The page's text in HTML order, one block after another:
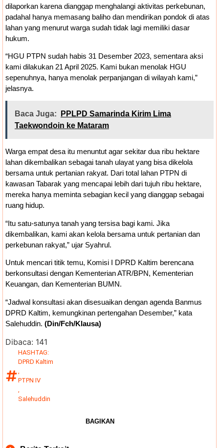
dilaporkan karena dianggap menghalangi aktivitas perkebunan,
padahal hanya memasang baliho dan mendirikan pondok di atas
lahan yang menurut warga sudah tidak lagi memiliki dasar
hukum.
“HGU PTPN sudah habis 31 Desember 2023, sementara aksi
kami dilakukan 21 April 2025. Kami bukan menolak HGU
sepenuhnya, hanya menolak perpanjangan di wilayah kami,”
jelasnya.
Baca Juga:
PPLPD Samarinda Kirim Lima
Taekwondoin ke Mataram
Warga empat desa itu menuntut agar sekitar dua ribu hektare
lahan dikembalikan sebagai tanah ulayat yang bisa dikelola
bersama untuk pertanian rakyat. Dari total lahan PTPN di
kawasan Tabarak yang mencapai lebih dari tujuh ribu hektare,
mereka hanya meminta sebagian kecil yang dianggap sebagai
ruang hidup.
“Itu satu-satunya tanah yang tersisa bagi kami. Jika
dikembalikan, kami akan kelola bersama untuk pertanian dan
perkebunan rakyat,” ujar Syahrul.
Untuk mencari titik temu, Komisi I DPRD Kaltim berencana
berkonsultasi dengan Kementerian ATR/BPN, Kementerian
Keuangan, dan Kementerian BUMN.
“Jadwal konsultasi akan disesuaikan dengan agenda Banmus
DPRD Kaltim, kemungkinan pertengahan Desember,” kata
Salehuddin. (Din/Fch/Klausa)
Dibaca: 141
HASHTAG:
DPRD Kaltim
,
PTPN IV
,
Salehuddin
BAGIKAN